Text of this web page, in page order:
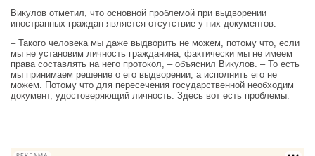
Викулов отметил, что основной проблемой при выдворении
иностранных граждан является отсутствие у них документов.
– Такого человека мы даже выдворить не можем, потому что, если
мы не установим личность гражданина, фактически мы не имеем
права составлять на него протокол, – объяснил Викулов. – То есть
мы принимаем решение о его выдворении, а исполнить его не
можем. Потому что для пересечения государственной необходим
документ, удостоверяющий личность. Здесь вот есть проблемы.